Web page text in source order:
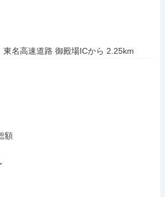
名高速道路 御殿場ICから 2.25km
額